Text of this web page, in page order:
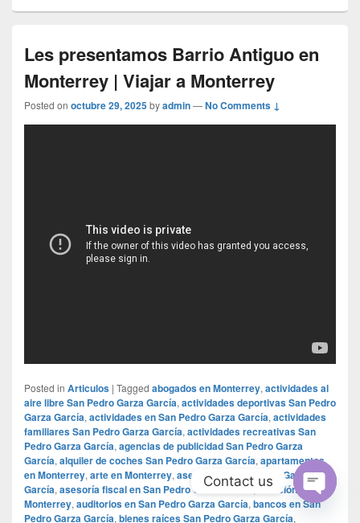
Les presentamos Barrio Antiguo en
Monterrey | Viajar a Monterrey
Posted on octubre 29, 2025byadmin—No Comments ↓
Posted in Articulos | Tagged abogados en Monterrey, actividades al
aire libre San Pedro Garza García, actividades deportivas San Pedro
Garza García, actividades en San Pedro Garza García, actividades
familiares San Pedro Garza García, actividades recreativas San
Pedro Garza García, agencias de publicidad San Pedro Garza
García, alquiler de coches San Pedro Garza García, apartamentos
en Monterrey, arte en Monterrey, asesoría en San Pedro Garza
García, asesoría fiscal en San Pedro Garza García, atención médica
Monterrey, auditorios en San Pedro Garza García, bancos en San
Pedro Garza García, bienes raíces San Pedro Garza García,
Contact us
Open